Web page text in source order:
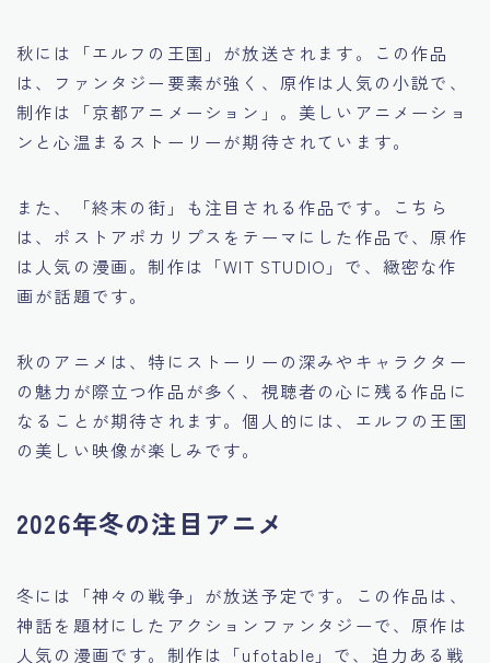
秋には「エルフの王国」が放送されます。この作品
は、ファンタジー要素が強く、原作は人気の小説で、
制作は「京都アニメーション」。美しいアニメーショ
ンと心温まるストーリーが期待されています。
また、「終末の街」も注目される作品です。こちら
は、ポストアポカリプスをテーマにした作品で、原作
は人気の漫画。制作は「WIT STUDIO」で、緻密な作
画が話題です。
秋のアニメは、特にストーリーの深みやキャラクター
の魅力が際立つ作品が多く、視聴者の心に残る作品に
なることが期待されます。個人的には、エルフの王国
の美しい映像が楽しみです。
2026年冬の注目アニメ
冬には「神々の戦争」が放送予定です。この作品は、
神話を題材にしたアクションファンタジーで、原作は
人気の漫画です。制作は「ufotable」で、迫力ある戦